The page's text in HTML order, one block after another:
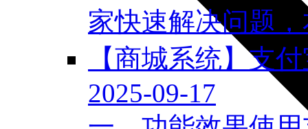
家快速解决问题
【商城系统】支
2025-09-17